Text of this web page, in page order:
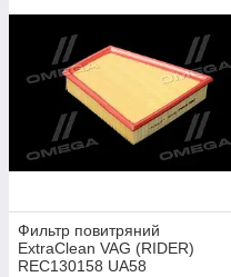
Фильтр повитряний
ExtraClean VAG (RIDER)
REC130158 UA58